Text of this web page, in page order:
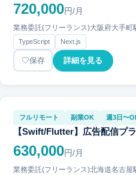
720,000円/月
業務委託(フリーランス)大阪府大手町
TypeScript Next.js
保存 詳細を見る
フルリモート 副業OK 週3日〜
【Swift/Flutter】広告配信プ
630,000円/月
業務委託(フリーランス)北海道名古屋